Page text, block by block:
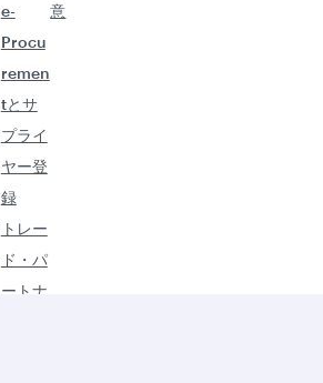
e-
Procu
remen
tとサ
プライ
ヤー登
録
トレー
ド・パ
ートナ
意